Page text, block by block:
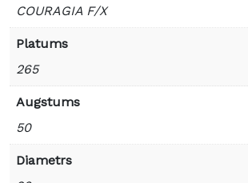
COURAGIA F/X
Platums
265
Augstums
50
Diametrs